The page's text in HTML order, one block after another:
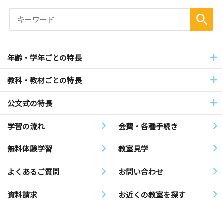
年齢・学年ごとの特長
教科・教材ごとの特長
公文式の特長
学習の流れ 会費・各種手続き
無料体験学習 教室見学
よくあるご質問 お問い合わせ
資料請求 お近くの教室を探す